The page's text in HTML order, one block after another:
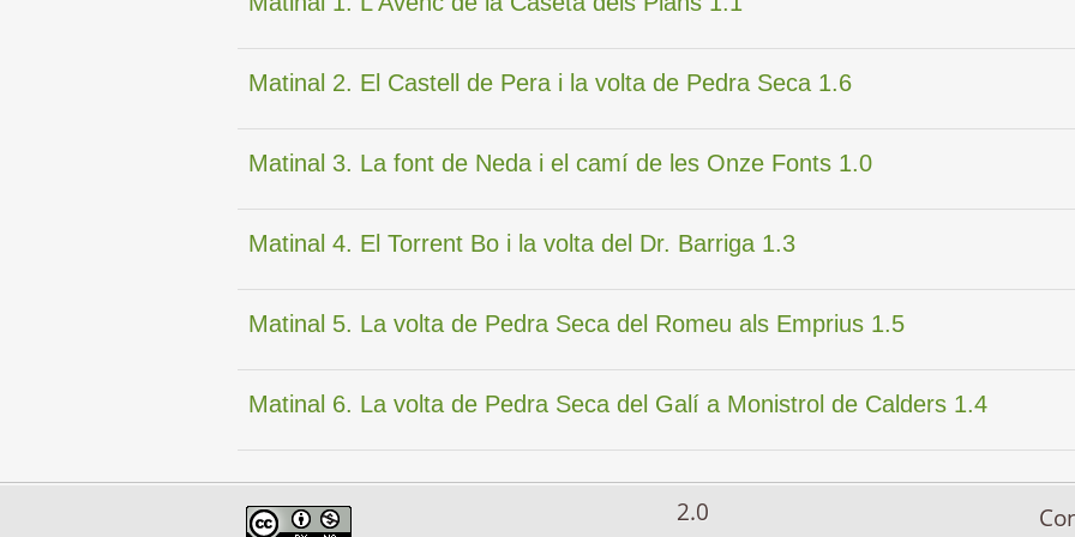
Matinal 2. El Castell de Pera i la volta de Pedra Seca 1.6
Matinal 3. La font de Neda i el camí de les Onze Fonts 1.0
Matinal 4. El Torrent Bo i la volta del Dr. Barriga 1.3
Matinal 5. La volta de Pedra Seca del Romeu als Emprius 1.5
Matinal 6. La volta de Pedra Seca del Galí a Monistrol de Calders 1.4
2.0